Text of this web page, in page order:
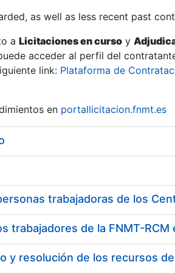
as well as less recent past
a Licitaciones en curso y
acceder al perfil del
link: Plataforma de
en portallicitacion.fnmt.es